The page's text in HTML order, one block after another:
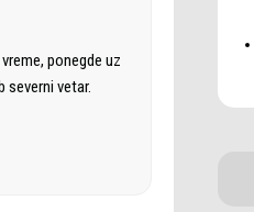
ponegde uz
severni vetar.